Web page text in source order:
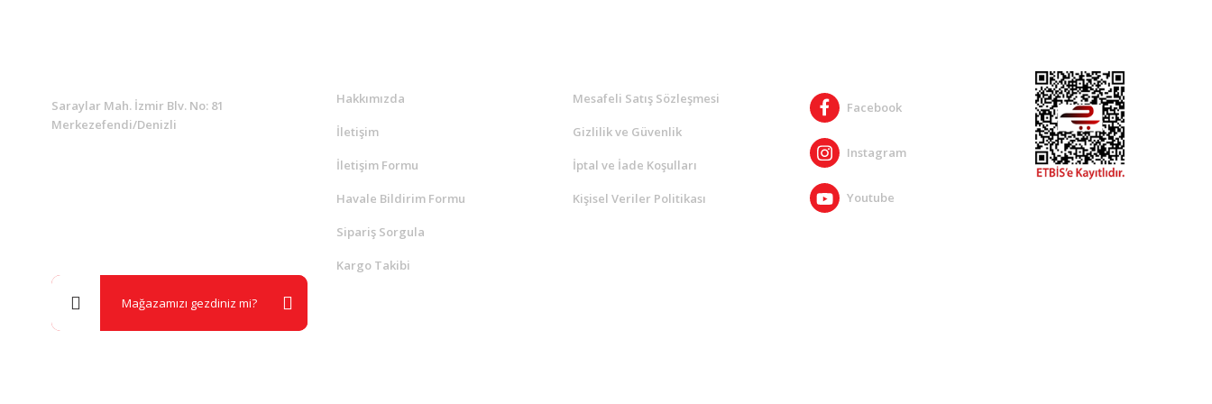
Saraylar Mah. İzmir Blv. No: 81
Merkezefendi/Denizli
Mağazamızı gezdiniz mi?
Hakkımızda
İletişim
İletişim Formu
Havale Bildirim Formu
Sipariş Sorgula
Kargo Takibi
Mesafeli Satış Sözleşmesi
Gizlilik ve Güvenlik
İptal ve İade Koşulları
Kişisel Veriler Politikası
Facebook
Instagram
Youtube